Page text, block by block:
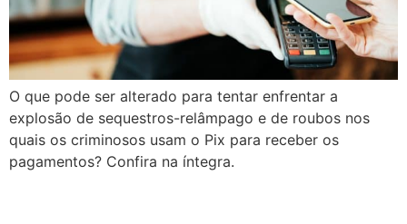
O que pode ser alterado para tentar enfrentar a
explosão de sequestros-relâmpago e de roubos nos
quais os criminosos usam o Pix para receber os
pagamentos? Confira na íntegra.